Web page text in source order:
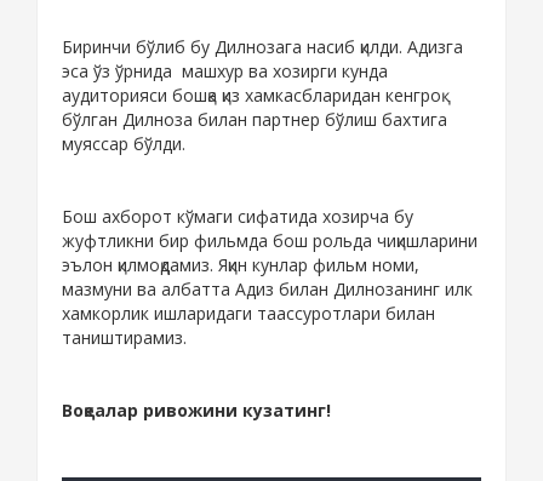
Биринчи бўлиб бу Дилнозага насиб қилди. Адизга
эса ўз ўрнида машхур ва хозирги кунда
аудиторияси бошқа қиз хамкасбларидан кенгроқ
бўлган Дилноза билан партнер бўлиш бахтига
муяссар бўлди.
Бош ахборот кўмаги сифатида хозирча бу
жуфтликни бир фильмда бош рольда чиқишларини
эълон қилмоқдамиз. Яқин кунлар фильм номи,
мазмуни ва албатта Адиз билан Дилнозанинг илк
хамкорлик ишларидаги таассуротлари билан
таништирамиз.
Воқеалар ривожини кузатинг!